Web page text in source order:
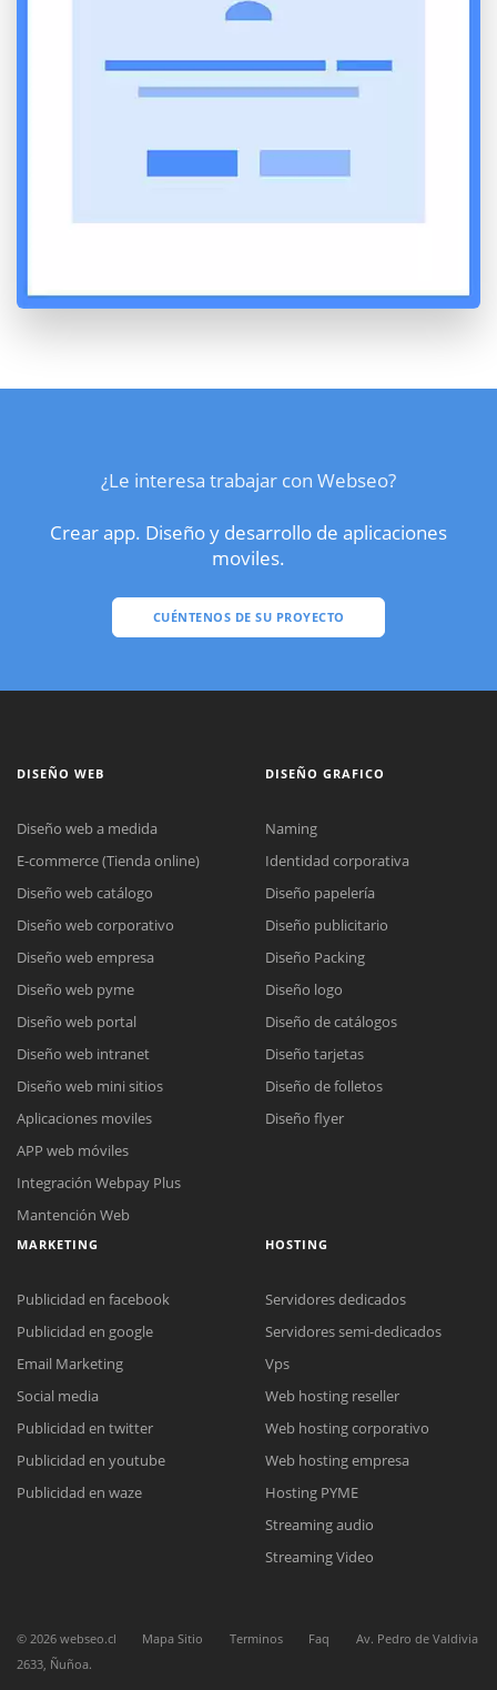
¿Le interesa trabajar con Webseo?
Crear app. Diseño y desarrollo de aplicaciones
moviles.
CUÉNTENOS DE SU PROYECTO
Reunión online
Nuestros ejecutivos le enviarán un correo electrónico con el enlace a
Meet para la reunión online.
Cotización
Chat Online
Todos nuestros ejecutivos están fuera de línea. Complete el formulario
DISEÑO WEB
Diseño web a medida
E-commerce (Tienda online)
Diseño web catálogo
Diseño web corporativo
Diseño web empresa
Diseño web pyme
Diseño web portal
Diseño web intranet
Diseño web mini sitios
Aplicaciones moviles
APP web móviles
Integración Webpay Plus
Mantención Web
DISEÑO GRAFICO
Naming
Identidad corporativa
Diseño papelería
Diseño publicitario
Diseño Packing
Diseño logo
Diseño de catálogos
Diseño tarjetas
Diseño de folletos
Diseño flyer
MARKETING
Publicidad en facebook
Publicidad en google
Email Marketing
Social media
Publicidad en twitter
Publicidad en youtube
Publicidad en waze
HOSTING
Servidores dedicados
Servidores semi-dedicados
Vps
Web hosting reseller
Web hosting corporativo
Web hosting empresa
Hosting PYME
Streaming audio
Streaming Video
© 2026 webseo.cl Mapa Sitio Terminos Faq
Av. Pedro de Valdivia
2633, Ñuñoa.